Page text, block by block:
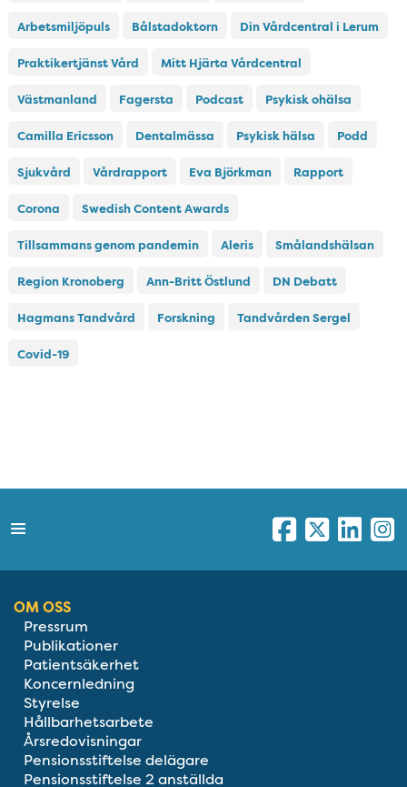
Arbetsmiljöpuls Bålstadoktorn Din Vårdcentral i Lerum
Praktikertjänst Vård Mitt Hjärta Vårdcentral
Västmanland Fagersta Podcast Psykisk ohälsa
Camilla Ericsson Dentalmässa Psykisk hälsa Podd
Sjukvård Vårdrapport Eva Björkman Rapport
Corona Swedish Content Awards
Tillsammans genom pandemin Aleris Smålandshälsan
Region Kronoberg Ann-Britt Östlund DN Debatt
Hagmans Tandvård Forskning Tandvården Sergel
Covid-19
OM OSS
Pressrum
Publikationer
Patientsäkerhet
Koncernledning
Styrelse
Hållbarhetsarbete
Årsredovisningar
Pensionsstiftelse delägare
Pensionsstiftelse 2 anställda